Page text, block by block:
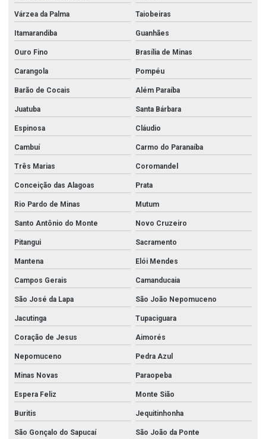
Várzea da Palma Taiobeiras
Itamarandiba Guanhães
Ouro Fino Brasília de Minas
Carangola Pompéu
Barão de Cocais Além Paraíba
Juatuba Santa Bárbara
Espinosa Cláudio
Cambuí Carmo do Paranaíba
Três Marias Coromandel
Conceição das Alagoas Prata
Rio Pardo de Minas Mutum
Santo Antônio do Monte Novo Cruzeiro
Pitangui Sacramento
Mantena Elói Mendes
Campos Gerais Camanducaia
São José da Lapa São João Nepomuceno
Jacutinga Tupaciguara
Coração de Jesus Aimorés
Nepomuceno Pedra Azul
Minas Novas Paraopeba
Espera Feliz Monte Sião
Buritis Jequitinhonha
São Gonçalo do Sapucaí São João da Ponte